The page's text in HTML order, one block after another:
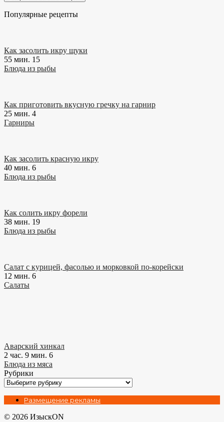
Популярные рецепты
Как засолить икру щуки
55 мин. 15
Блюда из рыбы
Как приготовить вкусную гречку на гарнир
25 мин. 4
Гарниры
Как засолить красную икру
40 мин. 6
Блюда из рыбы
Как солить икру форели
38 мин. 19
Блюда из рыбы
Салат с курицей, фасолью и морковкой по-корейски
12 мин. 6
Салаты
Аварский хинкал
2 час. 9 мин. 6
Блюда из мяса
Рубрики
Рубрики
Размещение рекламы
© 2026 ИзыскON